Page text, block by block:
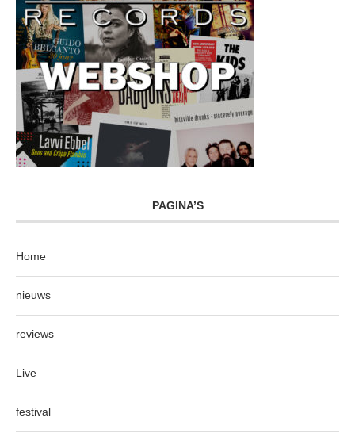
PAGINA’S
Home
nieuws
reviews
Live
festival